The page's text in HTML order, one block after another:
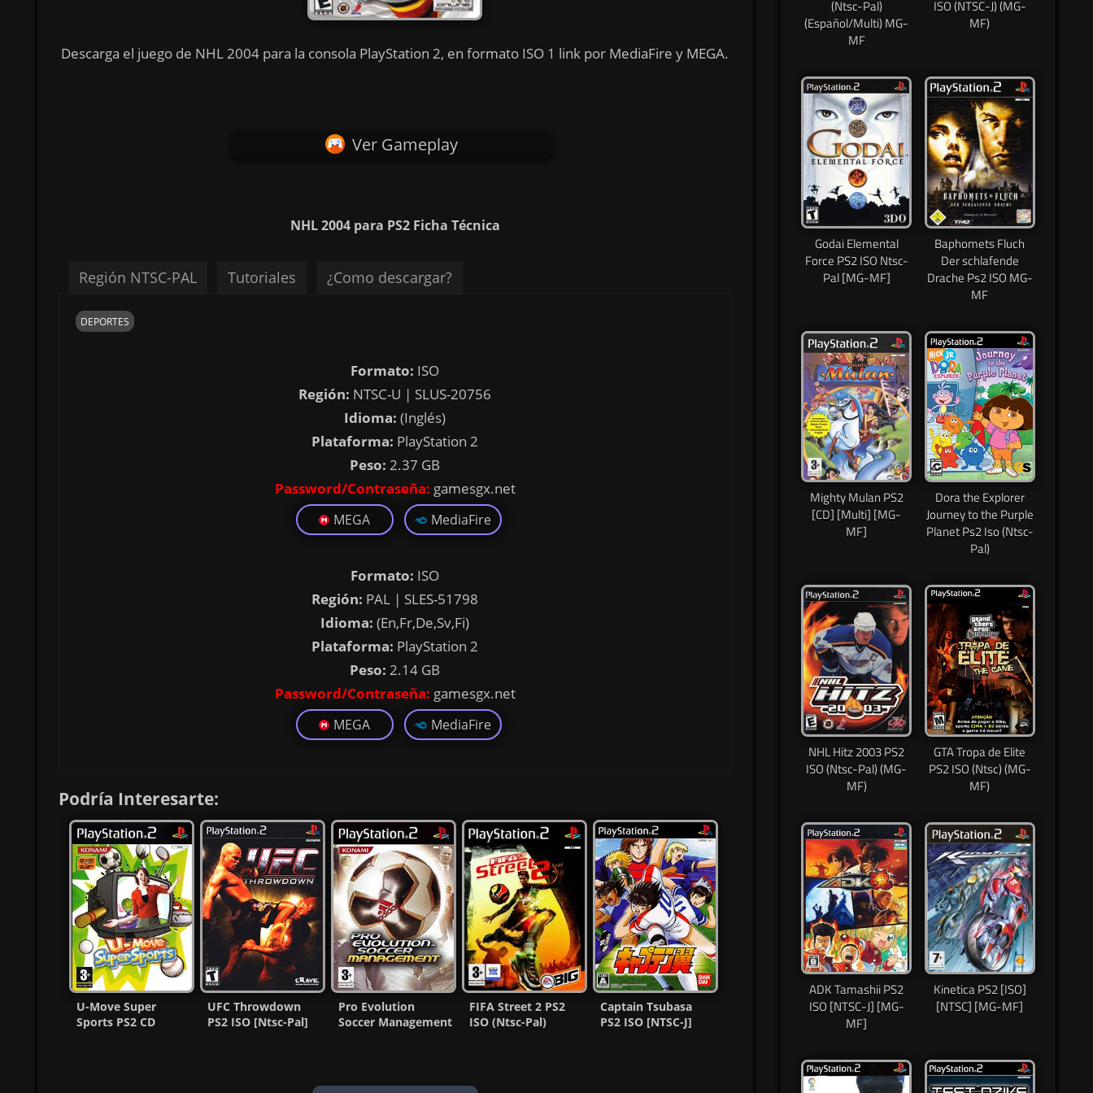
Descarga el juego de NHL 2004 para la consola PlayStation 2, en formato ISO 1 link por MediaFire y MEGA.
Ver Gameplay
NHL 2004 para PS2 Ficha Técnica
Región NTSC-PAL Tutoriales ¿Como descargar?
DEPORTES
Formato: ISO
Región: NTSC-U | SLUS-20756
Idioma: (Inglés)
Plataforma: PlayStation 2
Peso: 2.37 GB
Password/Contraseña: gamesgx.net
MEGA MediaFire
Formato: ISO
Región: PAL | SLES-51798
Idioma: (En,Fr,De,Sv,Fi)
Plataforma: PlayStation 2
Peso: 2.14 GB
Password/Contraseña: gamesgx.net
MEGA MediaFire
Podría Interesarte:
U-Move Super
Sports PS2 CD
UFC Throwdown
PS2 ISO [Ntsc-Pal]
Pro Evolution
Soccer Management
FIFA Street 2 PS2
ISO (Ntsc-Pal)
Captain Tsubasa
PS2 ISO [NTSC-J]
(Ntsc-Pal)
(Español/Multi) MG-
MF
ISO (NTSC-J) (MG-
MF)
Godai Elemental
Force PS2 ISO Ntsc-
Pal [MG-MF]
Baphomets Fluch
Der schlafende
Drache Ps2 ISO MG-
MF
Mighty Mulan PS2
[CD] [Multi] [MG-
MF]
Dora the Explorer
Journey to the Purple
Planet Ps2 Iso (Ntsc-
Pal)
NHL Hitz 2003 PS2
ISO (Ntsc-Pal) (MG-
MF)
GTA Tropa de Elite
PS2 ISO (Ntsc) (MG-
MF)
ADK Tamashii PS2
ISO [NTSC-J] [MG-
MF]
Kinetica PS2 [ISO]
[NTSC] [MG-MF]